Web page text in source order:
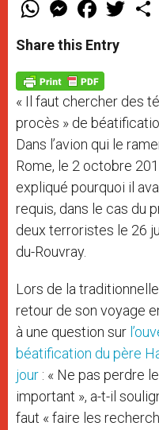
t
s
p
p
e
s
e
g
e
r
a
e
b
o
k
w
Share this Entry
« Il faut chercher des
procès » de
Dans l’avion qui le
Rome, le 2 octobre
expliqué pourquoi il
requis, dans le cas du
deux terroristes le 26
du-Rouvray.
Lors de la
retour de son voyage
à une question sur
béatification du père
jour : « Ne pas perdre
important », a-t-il
faut « faire les